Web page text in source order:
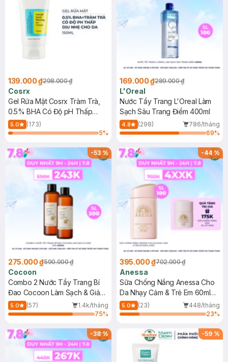
139.000 ₫298.000 ₫
Cosrx
Gel Rửa Mặt Cosrx Tràm Trà,
0.5% BHA Có Độ pH Thấp
150ml
5.0
(173)
5%
169.000 ₫289.000 ₫
L'Oreal
Nước Tẩy Trang L'Oreal Làm
Sạch Sâu Trang Điểm 400ml
4.8 (298)
786/tháng
69%
-53%
275.000 ₫590.000 ₫
Cocoon
Combo 2 Nước Tẩy Trang Bí
Đao Cocoon Làm Sạch & Giảm
Dầu 500ml
5.0 (57)
1.4k/tháng
75%
-44%
395.000 ₫702.000 ₫
Anessa
Sữa Chống Nắng Anessa Cho
Da Nhạy Cảm & Trẻ Em 60ml
(Mới)
5.0 (23)
448/tháng
23%
-38% -59 %